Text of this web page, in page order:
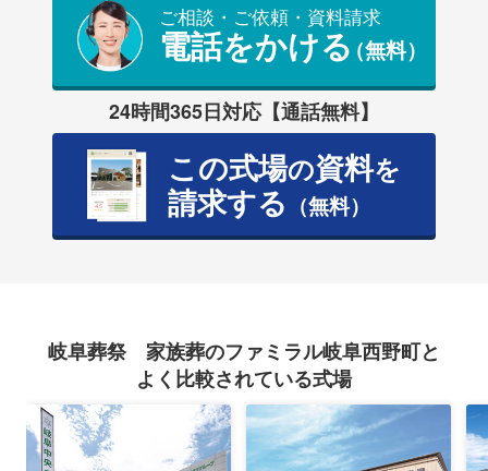
ご相談・ご依頼・資料請求
電話をかける（無料）
24時間365日対応【通話無料】
この式場の資料を
請求する （無料）
岐阜葬祭 家族葬のファミラル岐阜西野町と
よく比較されている式場